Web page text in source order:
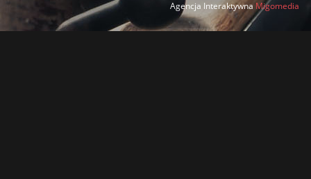
Agencja Interaktywna Migomedia